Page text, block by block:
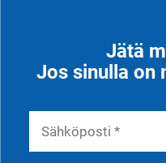
Jätä
Jos sinulla on